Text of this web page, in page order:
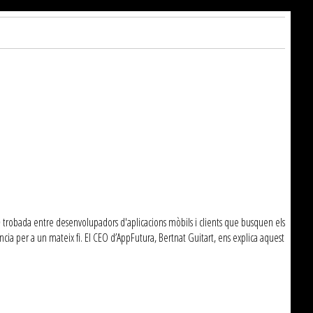
entre desenvolupadors d'aplicacions mòbils i clients que busquen els
per a un mateix fi. El CEO d’AppFutura, Bertnat Guitart, ens explica aquest